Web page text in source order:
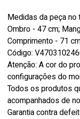
Medidas da peça no
Ombro - 47 cm;
Comprimento - 71
Código:
Atenção: A cor do
configurações do
Todos os produtos
acompanhados de
Garantia contra